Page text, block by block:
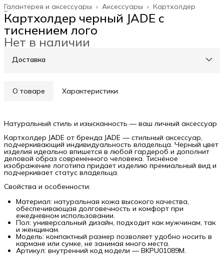
Картхолдер
Аксессуары ›
Галантерея и аксессуары ›
Главная
Картхолдер черный JADE с
тиснением лого
Нет в наличии
Доставка
О товаре Характеристики
Натуральный стиль и изысканность — ваш личный аксессуар
Картхолдер JADE от бренда JADE — стильный аксессуар,
подчеркивающий индивидуальность владельца. Черный цвет
изделия идеально впишется в любой гардероб и дополнит
деловой образ современного человека. Тиснёное
изображение логотипа придает изделию премиальный вид и
подчеркивает статус владельца.
Свойства и особенности:
Материал: натуральная кожа высокого качества,
обеспечивающая долговечность и комфорт при
ежедневном использовании.
Пол: универсальный дизайн, подходит как мужчинам, так
и женщинам.
Модель: компактный размер позволяет удобно носить в
кармане или сумке, не занимая много места.
Артикул: внутренний код модели — BKPU01089M.